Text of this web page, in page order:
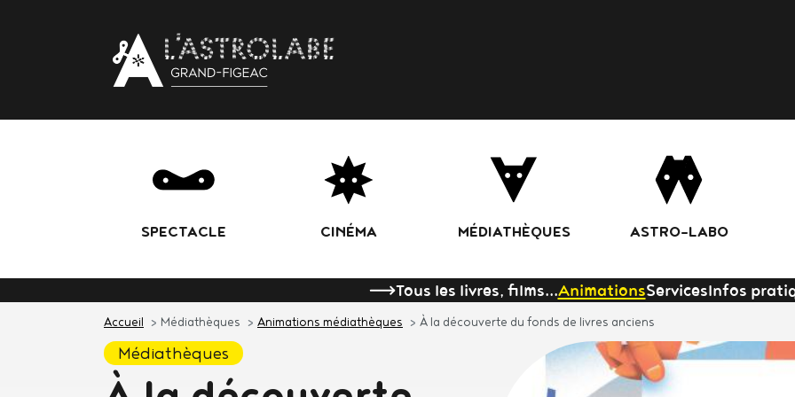
Body
SPECTACLE CINÉMA MÉDIATHÈQUES ASTRO-LABO
Tous les livres, films...AnimationsServicesInfos
Accueil Médiathèques Animations médiathèques À la découverte du fonds de livres anciens
médiathèques